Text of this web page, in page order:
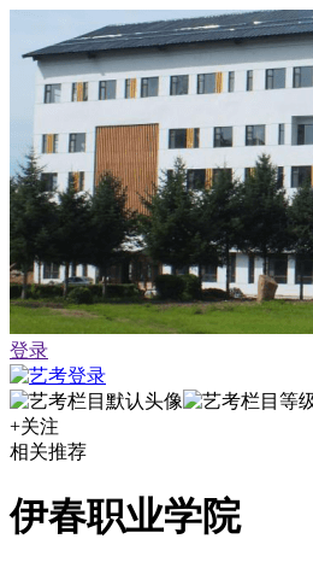
登录
+关注
相关推荐
伊春职业学院